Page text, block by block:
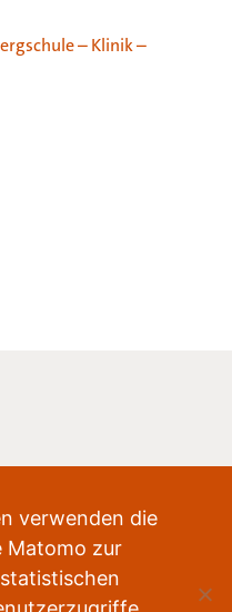
– Klinik –
verwenden die
Matomo zur